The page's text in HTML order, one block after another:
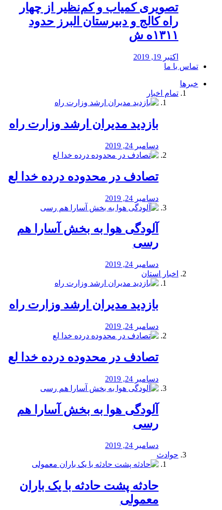
️تصویری کمیاب و کم‌نظیر از چهار
راه كالج و دبيرستان البرز حدود
۱۳۱۱ه ش
اکتبر 19, 2019
تماس با ما
خبرها
تمام اخبار
بازدید مدیران ارشد وزارت راه
دسامبر 24, 2019
تصادف در محدوده درده خدا لع
دسامبر 24, 2019
آلودگی هوا به بخش آسارا هم
رسی
دسامبر 24, 2019
اخبار استان
بازدید مدیران ارشد وزارت راه
دسامبر 24, 2019
تصادف در محدوده درده خدا لع
دسامبر 24, 2019
آلودگی هوا به بخش آسارا هم
رسی
دسامبر 24, 2019
حوادث
️حادثه پشت حادثه با یک باران
معمولی